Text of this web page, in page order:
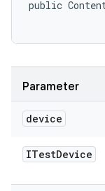
public
Parameter
device
ITestDevice